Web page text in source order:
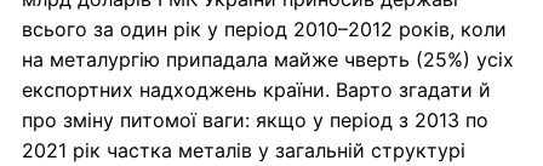
всього за один рік у період 2010–2012 років, коли
на металургію припадала майже чверть (25%) усіх
експортних надходжень країни. Варто згадати й
про зміну питомої ваги: якщо у період з 2013 по
2021 рік частка металів у загальній структурі